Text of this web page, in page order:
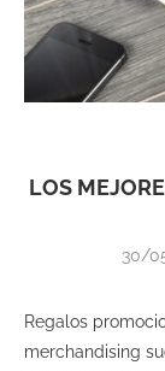
LOS
30/
Regalos
merchandising